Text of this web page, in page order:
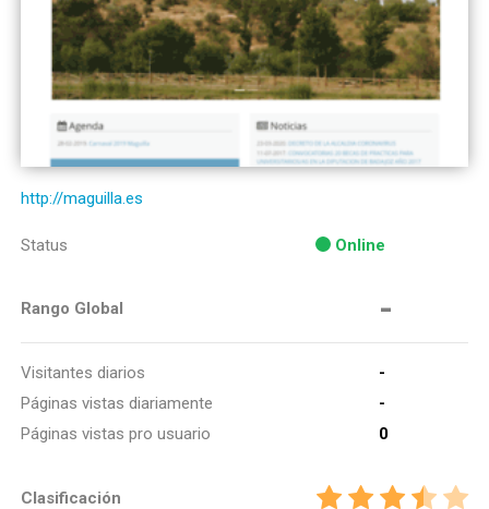
http://maguilla.es
Status Online
Rango Global -
Visitantes diarios
-
Páginas vistas diariamente
-
Páginas vistas pro usuario
0
Clasificación